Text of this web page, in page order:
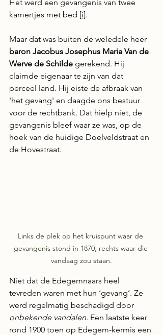
Het werd een gevangenis van twee
kamertjes met bed [i].
Maar dat was buiten de weledele heer
baron Jacobus Josephus Maria Van de
Werve de Schilde gerekend. Hij
claimde eigenaar te zijn van dat
perceel land. Hij eiste de afbraak van
'het gevang' en daagde ons bestuur
voor de rechtbank. Dat hielp niet, de
gevangenis bleef waar ze was, op de
hoek van de huidige Doelveldstraat en
de Hovestraat.
Links de plek op het kruispunt waar de
gevangenis stond in 1870, rechts waar die
vandaag zou staan.
Niet dat de Edegemnaars heel
tevreden waren met hun ‘gevang’. Ze
werd regelmatig beschadigd door
onbekende vandalen. Een laatste keer
rond 1900 toen op Edegem-kermis een